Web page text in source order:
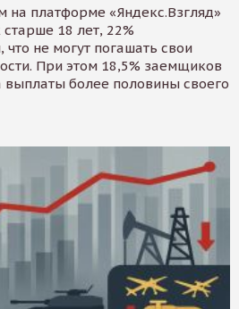
на платформе «Яндекс.Взгляд»
18 лет, 22%
что не могут погашать свои
При этом 18,5% заемщиков
более половины своего